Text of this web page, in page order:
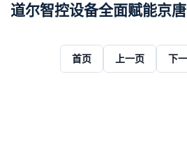
道尔智控设备全面赋能京
首页 上一页 下